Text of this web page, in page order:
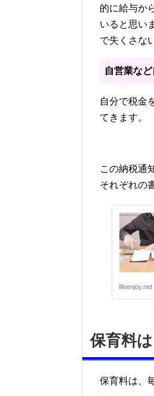
的に給与か
いると思い
で失くさな
自営業な
自分で税金
てきます。
この納税通
それぞれの
lifeenjoy.net
保育料
保育料は、